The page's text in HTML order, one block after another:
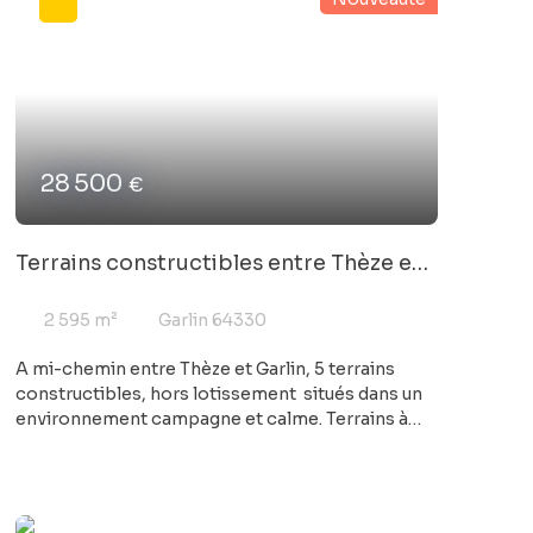
centre du village, très pratique pour bénéficier
28 500€
Terrains constructibles entre Thèze et
2 595 m² Garlin 64330
A mi-chemin entre Thèze et Garlin, 5 terrains
constructibles, hors lotissement situés dans un
environnement campagne et calme. Terrains à
sol réalisées. Contactez votre agence Cofim